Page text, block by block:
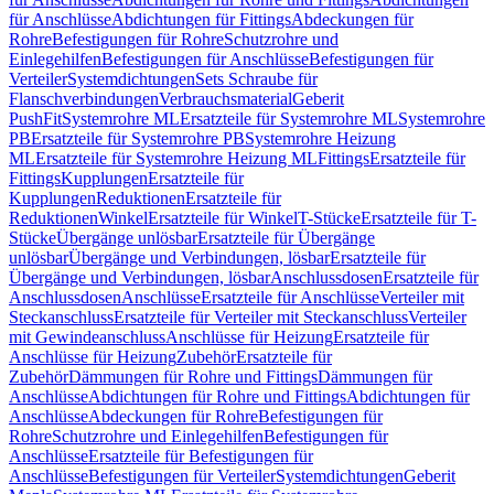
für AnschlüsseAbdichtungen für FittingsAbdeckungen für
RohreBefestigungen für RohreSchutzrohre und
EinlegehilfenBefestigungen für AnschlüsseBefestigungen für
VerteilerSystemdichtungenSets Schraube für
FlanschverbindungenVerbrauchsmaterialGeberit
PushFitSystemrohre MLErsatzteile für Systemrohre MLSystemrohre
PBErsatzteile für Systemrohre PBSystemrohre Heizung
MLErsatzteile für Systemrohre Heizung MLFittingsErsatzteile für
FittingsKupplungenErsatzteile für
KupplungenReduktionenErsatzteile für
ReduktionenWinkelErsatzteile für WinkelT-StückeErsatzteile für T-
StückeÜbergänge unlösbarErsatzteile für Übergänge
unlösbarÜbergänge und Verbindungen, lösbarErsatzteile für
Übergänge und Verbindungen, lösbarAnschlussdosenErsatzteile für
AnschlussdosenAnschlüsseErsatzteile für AnschlüsseVerteiler mit
SteckanschlussErsatzteile für Verteiler mit SteckanschlussVerteiler
mit GewindeanschlussAnschlüsse für HeizungErsatzteile für
Anschlüsse für HeizungZubehörErsatzteile für
ZubehörDämmungen für Rohre und FittingsDämmungen für
AnschlüsseAbdichtungen für Rohre und FittingsAbdichtungen für
AnschlüsseAbdeckungen für RohreBefestigungen für
RohreSchutzrohre und EinlegehilfenBefestigungen für
AnschlüsseErsatzteile für Befestigungen für
AnschlüsseBefestigungen für VerteilerSystemdichtungenGeberit